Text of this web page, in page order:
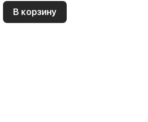
В корзину